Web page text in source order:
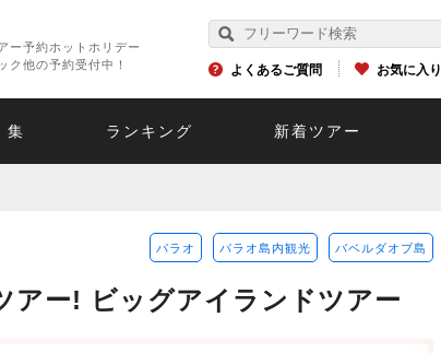
ー予約ホットホリデー
ク他の予約受付中！
よくあるご質問 お気に入り
集 ランキング 新着ツアー
パラオ パラオ島内観光 バベルダオブ島
アー! ビッグアイランドツアー